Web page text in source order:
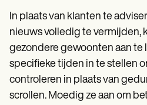
In plaats van klanten te
nieuws volledig te vermijden,
gezondere gewoonten aan te
specifieke tijden in te stellen
controleren in plaats van
scrollen. Moedig ze aan om